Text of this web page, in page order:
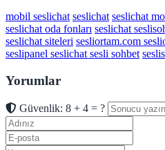
mobil seslichat seslichat seslichat
seslichat oda fonları seslichat
seslichat siteleri sesliortam.com
seslipanel seslichat sesli sohbet
Yorumlar
Güvenlik: 8 + 4 = ?